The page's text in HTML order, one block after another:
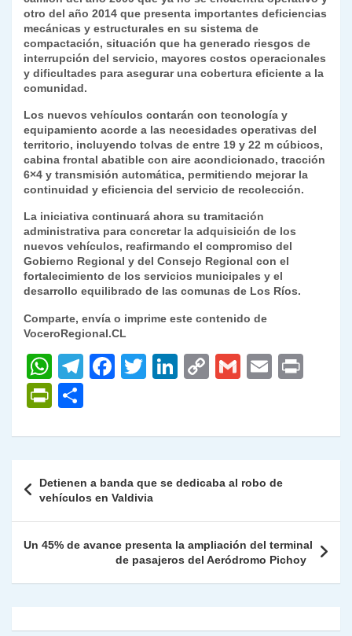
otro del año 2014 que presenta importantes deficiencias
mecánicas y estructurales en su sistema de
compactación, situación que ha generado riesgos de
interrupción del servicio, mayores costos operacionales
y dificultades para asegurar una cobertura eficiente a la
comunidad.
Los nuevos vehículos contarán con tecnología y
equipamiento acorde a las necesidades operativas del
territorio, incluyendo tolvas de entre 19 y 22 m cúbicos,
cabina frontal abatible con aire acondicionado, tracción
6×4 y transmisión automática, permitiendo mejorar la
continuidad y eficiencia del servicio de recolección.
La iniciativa continuará ahora su tramitación
administrativa para concretar la adquisición de los
nuevos vehículos, reafirmando el compromiso del
Gobierno Regional y del Consejo Regional con el
fortalecimiento de los servicios municipales y el
desarrollo equilibrado de las comunas de Los Ríos.
Comparte, envía o imprime este contenido de
VoceroRegional.CL
W
h
at
s
p
p
T
gr
m
F
e
o
o
k
T
er
Li
e
n
C
y
n
k
G
l
E
l
P
nt
Fr
ie
n
dl
m
ar
tir
de
entradas
Detienen a banda que se dedicaba al robo de
vehículos en Valdivia
Un 45% de avance presenta la ampliación del terminal
de pasajeros del Aeródromo Pichoy